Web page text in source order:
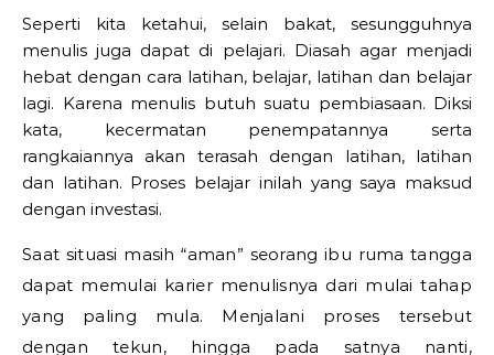
Seperti kita ketahui, selain bakat, sesungguhnya
menulis juga dapat di pelajari. Diasah agar menjadi
hebat dengan cara latihan, belajar, latihan dan belajar
lagi. Karena menulis butuh suatu pembiasaan. Diksi
kata, kecermatan penempatannya serta
rangkaiannya akan terasah dengan latihan, latihan
dan latihan. Proses belajar inilah yang saya maksud
dengan investasi.
Saat situasi masih “aman” seorang ibu ruma tangga
dapat memulai karier menulisnya dari mulai tahap
yang paling mula. Menjalani proses tersebut
dengan tekun, hingga pada satnya nanti,